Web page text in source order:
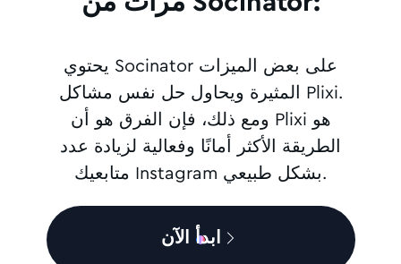
يحتوي Socinator على بعض الميزات
المثيرة ويحاول حل نفس مشاكل Plixi.
ومع ذلك، فإن الفرق هو أن Plixi هو
الطريقة الأكثر أمانًا وفعالية لزيادة عدد
متابعيك Instagram بشكل طبيعي.
ابدأ الآن